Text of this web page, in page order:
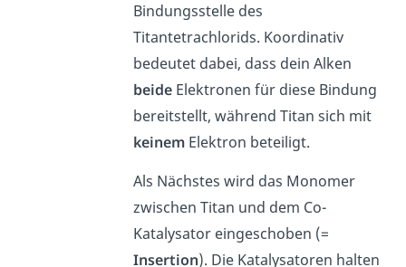
Bindungsstelle des
Titantetrachlorids. Koordinativ
bedeutet dabei, dass dein Alken
beide Elektronen für diese Bindung
bereitstellt, während Titan sich mit
keinem Elektron beteiligt.
Als Nächstes wird das Monomer
zwischen Titan und dem Co-
Katalysator eingeschoben (=
Insertion). Die Katalysatoren halten